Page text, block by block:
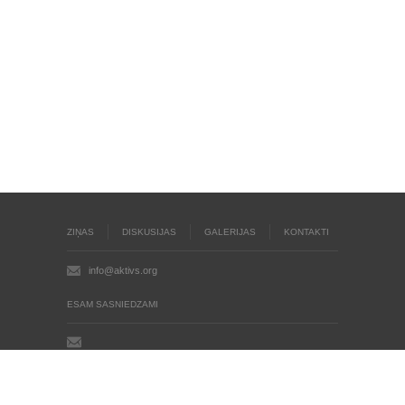
ZIŅAS DISKUSIJAS GALERIJAS KONTAKTI
info@aktivs.org
ESAM SASNIEDZAMI